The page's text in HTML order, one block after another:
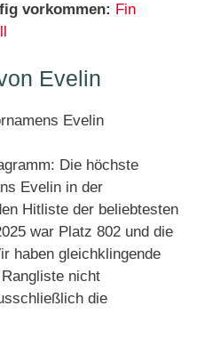
vorkommen: Fin
Evelin
Die höchste
Evelin in der
Hitliste der beliebtesten
war Platz 802 und die
haben gleichklingende
nicht
die